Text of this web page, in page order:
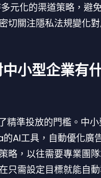
元化的渠道策略，避
切關注隱私法規變化
小型企業有
精準投放的門檻。中
AI工具，自動優化廣
略，以往需要專業團
只需設定目標就能自